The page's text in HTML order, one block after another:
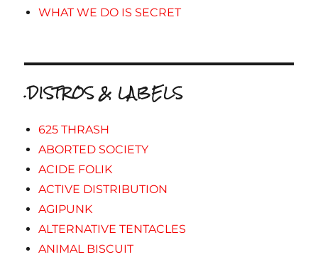
WHAT WE DO IS SECRET
.DISTROS & LABELS
625 THRASH
ABORTED SOCIETY
ACIDE FOLIK
ACTIVE DISTRIBUTION
AGIPUNK
ALTERNATIVE TENTACLES
ANIMAL BISCUIT